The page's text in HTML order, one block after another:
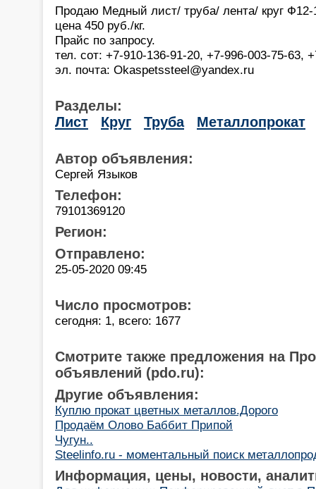
Продаю Медный лист/ труба/ лента/ круг
цена 450 руб./кг.
Прайс по запросу.
тел. сот: +7-910-136-91-20, +7-996-003-75-63,
эл. почта: Okaspetssteel@yandex.ru
Разделы:
Лист
Круг Труба Металлопрокат
Автор объявления:
Сергей Языков
Телефон:
79101369120
Регион:
Отправлено:
25-05-2020 09:45
Число просмотров:
сегодня: 1, всего: 1677
Смотрите также предложения на
объявлений (pdo.ru):
Другие объявления:
Куплю прокат цветных металлов.Дорого
Продаём Олово Баббит Припой
Чугун..
Steelinfo.ru - моментальный поиск
Информация, цены, новости,